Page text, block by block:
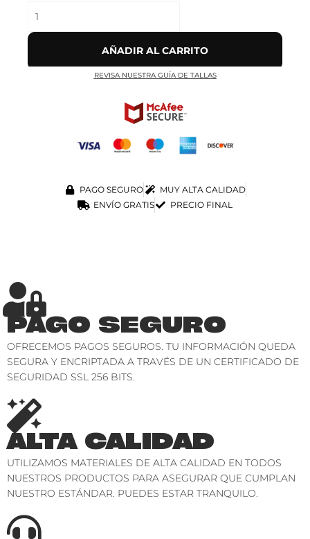
AÑADIR AL CARRITO
REVISA NUESTRA GUÍA DE TALLAS
PAGO SEGURO
MUY ALTA CALIDAD
ENVÍO GRATIS
PRECIO FINAL
PAGO SEGURO
OFRECEMOS PAGOS SEGUROS. TU INFORMACIÓN QUEDA
SEGURA Y ENCRIPTADA A TRAVÉS DE UN CERTIFICADO DE
SEGURIDAD SSL 256 BITS.
ALTA CALIDAD
UTILIZAMOS MATERIALES DE ALTA CALIDAD EN TODOS
NUESTROS PRODUCTOS PARA ASEGURAR QUE CUMPLAN
NUESTRO ESTÁNDAR. PUEDES ESTAR TRANQUILO.